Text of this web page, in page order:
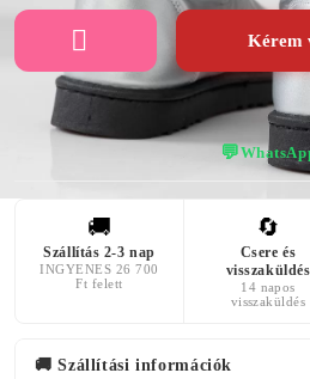
Kérem
💬
🚚
Szállítás 2-3 nap
INGYENES 26 700
Ft felett
🔄
Csere és
visszaküldés
14 napos
visszaküldés
🚚 Szállítási információk